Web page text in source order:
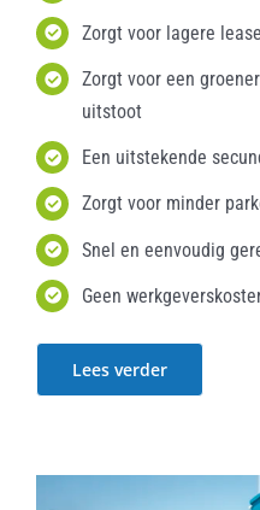
Zorgt voor lagere
Zorgt voor een
uitstoot
Een uitstekende
Zorgt voor minder
Snel en eenvoudig
Geen
Lees verder